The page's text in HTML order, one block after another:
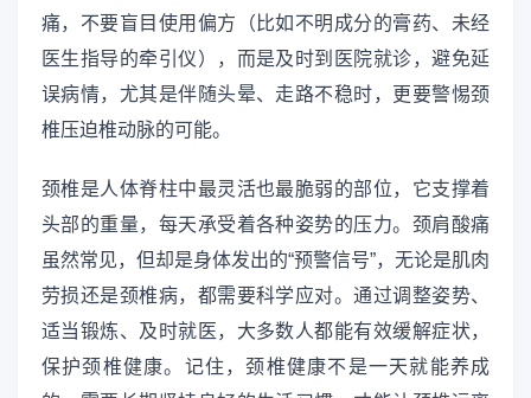
痛，不要盲目使用偏方（比如不明成分的膏药、未经
医生指导的牵引仪），而是及时到医院就诊，避免延
误病情，尤其是伴随头晕、走路不稳时，更要警惕颈
椎压迫椎动脉的可能。
颈椎是人体脊柱中最灵活也最脆弱的部位，它支撑着
头部的重量，每天承受着各种姿势的压力。颈肩酸痛
虽然常见，但却是身体发出的“预警信号”，无论是肌肉
劳损还是颈椎病，都需要科学应对。通过调整姿势、
适当锻炼、及时就医，大多数人都能有效缓解症状，
保护颈椎健康。记住，颈椎健康不是一天就能养成